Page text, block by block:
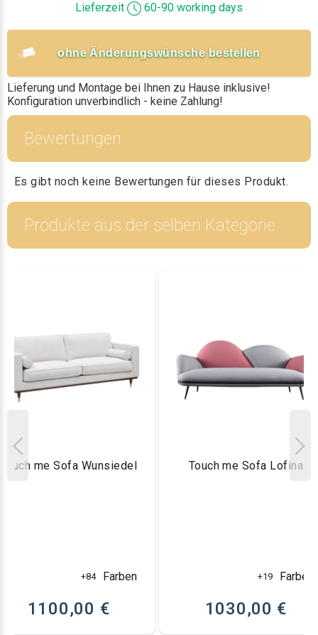
Lieferzeit 60-90 working days
ohne Änderungswünsche bestellen
Lieferung und Montage bei Ihnen zu Hause inklusive!
Konfiguration unverbindlich - keine Zahlung!
Bewertungen
Es gibt noch keine Bewertungen für dieses Produkt.
Produkte aus der selben Kategorie
Touch me Sofa Wunsiedel
+84 Farben
1100,00 €
Touch me Sofa Lofina
+19 Farben
1030,00 €